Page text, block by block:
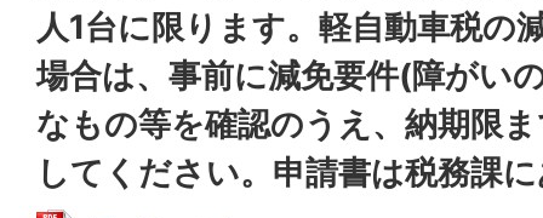
人1台に限ります。軽自動車税の
場合は、事前に減免要件(障がい
なもの等を確認のうえ、納期限
してください。申請書は税務課